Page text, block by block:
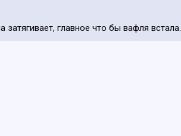
главное что бы вафля встала.